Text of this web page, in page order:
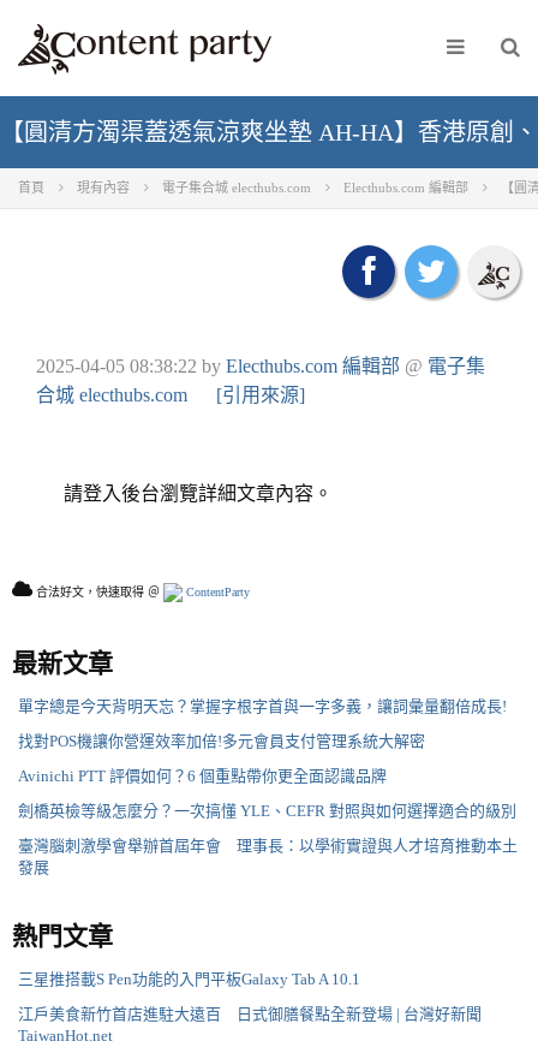
【圓清方濁渠蓋透氣涼爽坐墊 AH-HA】香港原創
首頁 現有內容 電子集合城 electhubs.com Electhubs.com 編輯部 【圓
2025-04-05 08:38:22 by Electhubs.com 編輯部 @ 電子集
合城 electhubs.com
[引用來源]
請登入後台瀏覽詳細文章內容。
合法好文，快速取得 ＠ ContentParty
最新文章
單字總是今天背明天忘？掌握字根字首與一字多義，讓詞彙量翻倍成長!
找對POS機讓你營運效率加倍!多元會員支付管理系統大解密
Avinichi PTT 評價如何？6 個重點帶你更全面認識品牌
劍橋英檢等級怎麼分？一次搞懂 YLE、CEFR 對照與如何選擇適合的級別
臺灣腦刺激學會舉辦首屆年會 理事長：以學術實證與人才培育推動本土
發展
熱門文章
三星推搭載S Pen功能的入門平板Galaxy Tab A 10.1
江戶美食新竹首店進駐大遠百 日式御膳餐點全新登場 | 台灣好新聞
TaiwanHot.net